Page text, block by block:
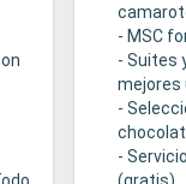
- MSC
- Suites
mejores
-
-
(gratis)